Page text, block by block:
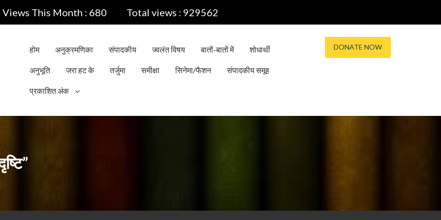
Views This Month : 680 Total views : 929562
होम अनुक्रमणिका संपादकीय ज्वलंत विषय बातों-बातों में शोधार्थी
अनुभूति जरा हट के तर्जुमा समीक्षा सिनेमा/फैशन संपादकीय समूह
प्रकाशित अंक
DONATE NOW